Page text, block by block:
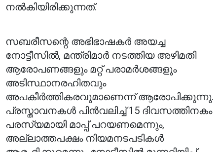
നൽകിയിരിക്കുന്നത്.
സബരീസന്റെ അഭിഭാഷകർ അയച്ച
നോട്ടീസിൽ, മന്ത്രിമാർ നടത്തിയ അഴിമതി
ആരോപണങ്ങളും മറ്റ് പരാമർശങ്ങളും
അടിസ്ഥാനരഹിതവും
അപകീർത്തികരവുമാണെന്ന് ആരോപിക്കുന്നു.
പ്രസ്താവനകൾ പിൻവലിച്ച് 15 ദിവസത്തിനകം
പരസ്യമായി മാപ്പ് പറയണമെന്നും,
അല്ലാത്തപക്ഷം നിയമനടപടികൾ